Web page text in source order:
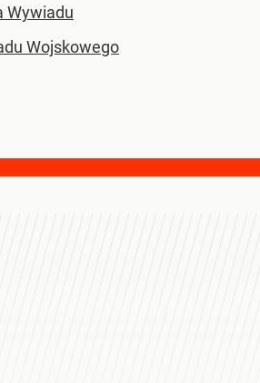
Wywiadu
Wojskowego